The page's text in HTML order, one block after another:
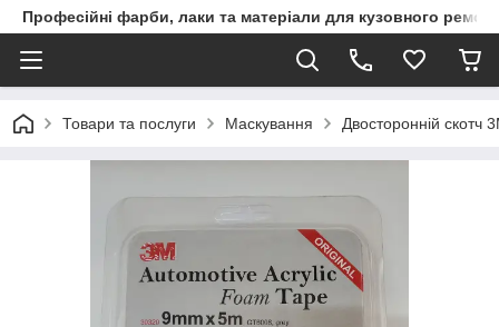
Професійні фарби, лаки та матеріали для кузовного
Товари та послуги Маскування Двосторонній